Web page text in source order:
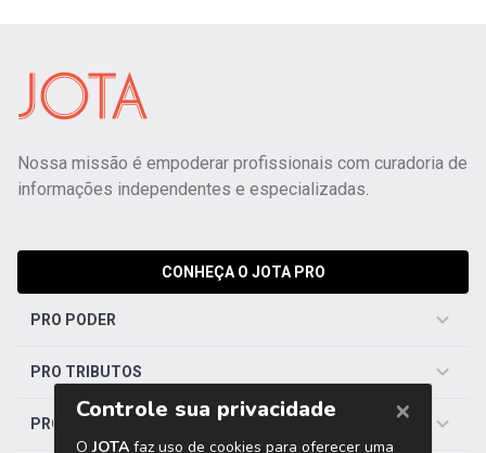
Nossa missão é empoderar profissionais com curadoria de
informações independentes e especializadas.
CONHEÇA O JOTA PRO
PRO PODER
PRO TRIBUTOS
PRO TRABALHISTA